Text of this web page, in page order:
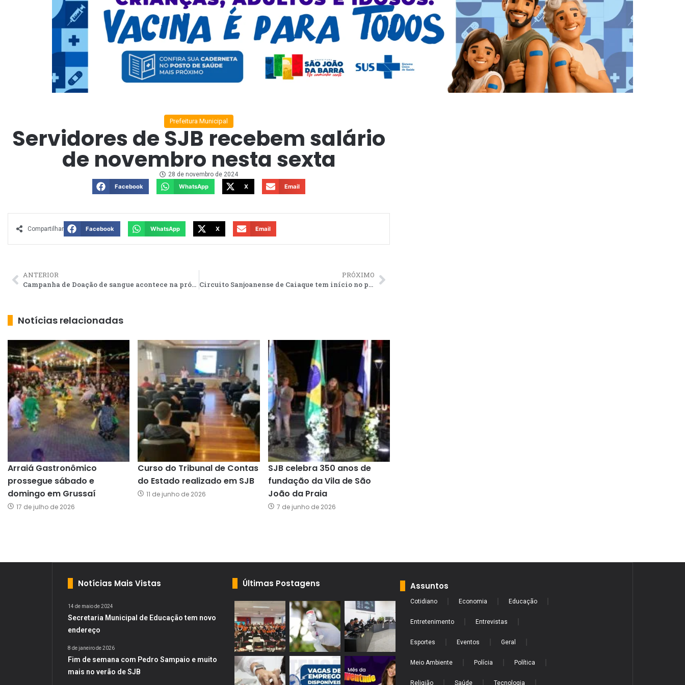
Prefeitura Municipal
Servidores de SJB recebem salário
de novembro nesta sexta
28 de novembro de 2024
Facebook
WhatsApp X Email
Compartilhar Facebook WhatsApp X Email
ANTERIOR
Campanha de Doação de sangue acontece na próxima terça-feira em SJB
PRÓXIMO
Circuito Sanjoanense de Caiaque tem início no próximo sábado
Notícias relacionadas
Arraiá Gastronômico
prossegue sábado e
domingo em Grussaí
17 de julho de 2026
Curso do Tribunal de Contas
do Estado realizado em SJB
11 de junho de 2026
SJB celebra 350 anos de
fundação da Vila de São
João da Praia
7 de junho de 2026
Notícias Mais Vistas
14 de maio de 2024
Secretaria Municipal de Educação tem novo
endereço
8 de janeiro de 2026
Fim de semana com Pedro Sampaio e muito
mais no verão de SJB
Últimas Postagens Assuntos
Cotidiano Economia Educação
Entretenimento Entrevistas
Esportes Eventos Geral
Meio Ambiente Polícia Política
Religião Saúde Tecnologia